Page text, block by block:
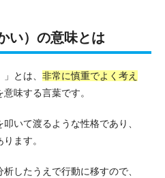
い）の意味とは
とは、 非常に慎重でよく考え
意味する言葉です。
いて渡るような性格であり、
ます。
したうえで行動に移すので、